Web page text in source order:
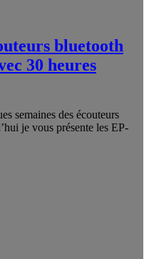
bluetooth
30 heures
semaines des écouteurs
je vous présente les EP-